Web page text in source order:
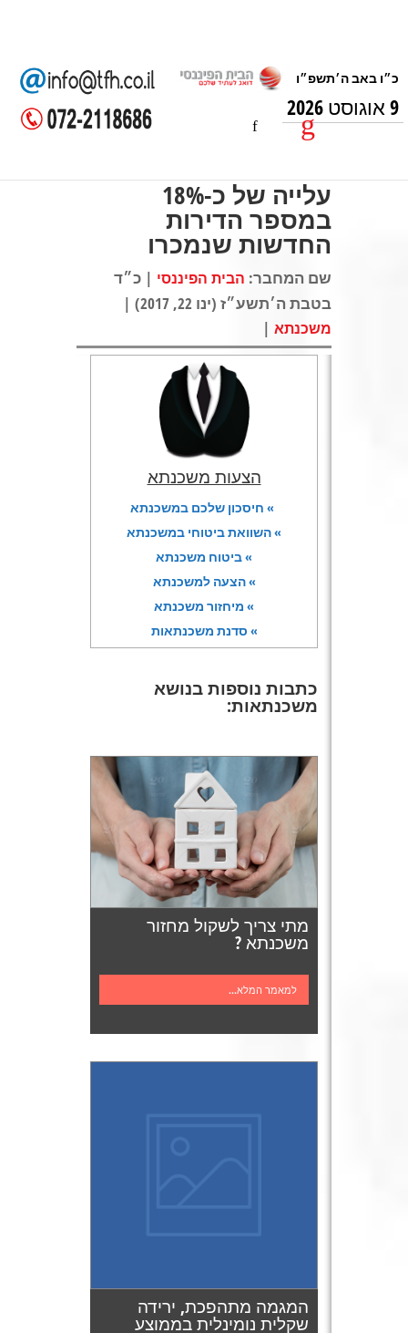
9 אוגוסט 2026
עלייה של כ-18%
במספר הדירות
החדשות שנמכרו
שם המחבר: הבית הפיננסי | כ״ד
בטבת ה׳תשע״ז (ינו 22, 2017) |
משכנתא |
הצעות משכנתא
» חיסכון שלכם במשכנתא
» השוואת ביטוחי במשכנתא
» ביטוח משכנתא
» הצעה למשכנתא
» מיחזור משכנתא
» סדנת משכנתאות
כתבות נוספות בנושא
משכנתאות:
מתי צריך לשקול מחזור
משכנתא ?
למאמר המלא...
המגמה מתהפכת, ירידה
שקלית נומינלית בממוצע